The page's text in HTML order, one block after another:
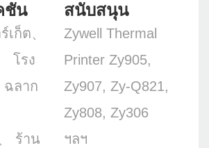
ชัน
ก็ต、
โรง
ฉลาก
ร้าน
สนับสนุน
Zywell Thermal
Printer Zy905,
Zy907, Zy-Q821,
Zy808, Zy306
ฯลฯ